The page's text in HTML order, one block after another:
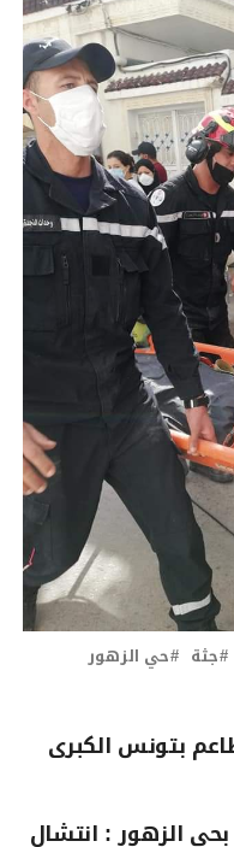
جثة حي الزهور
بتونس الكبرى
بحي الزهور : انتشال